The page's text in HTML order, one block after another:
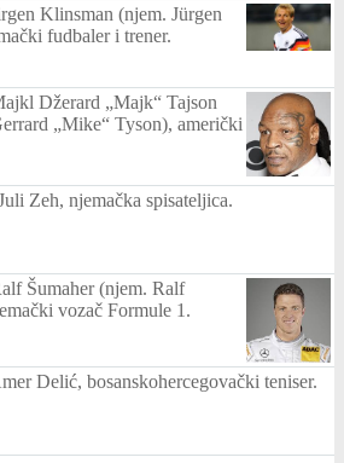
Klinsman (njem. Jürgen
fudbaler i trener.
Džerard „Majk“ Tajson
„Mike“ Tyson), američki
Zeh, njemačka spisateljica.
Šumaher (njem. Ralf
vozač Formule 1.
Delić, bosanskohercegovački teniser.